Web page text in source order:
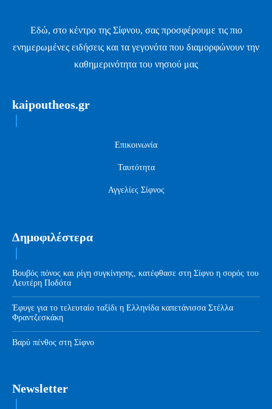
Εδώ, στο κέντρο της Σίφνου, σας προσφέρουμε τις πιο
ενημερωμένες ειδήσεις και τα γεγονότα που διαμορφώνουν την
καθημερινότητα του νησιού μας
kaipoutheos.gr
Επικοινωνία
Ταυτότητα
Αγγελίες Σίφνος
Δημοφιλέστερα
Βουβός πόνος και ρίγη συγκίνησης, κατέφθασε στη Σίφνο η σορός του
Λευτέρη Ποδότα
Έφυγε για το τελευταίο ταξίδι η Ελληνίδα καπετάνισσα Στέλλα
Φραντζεσκάκη
Βαρύ πένθος στη Σίφνο
Newsletter